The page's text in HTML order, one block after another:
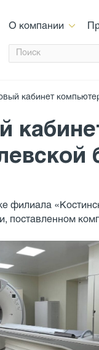
О компании
кабинет
филиала
поставленном